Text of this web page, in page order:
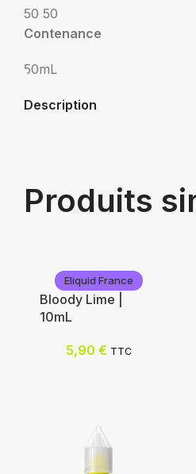
50 50
Contenance
50mL
Description
Produits
Eliquid France
Bloody Lime |
10mL
5,90 € TTC